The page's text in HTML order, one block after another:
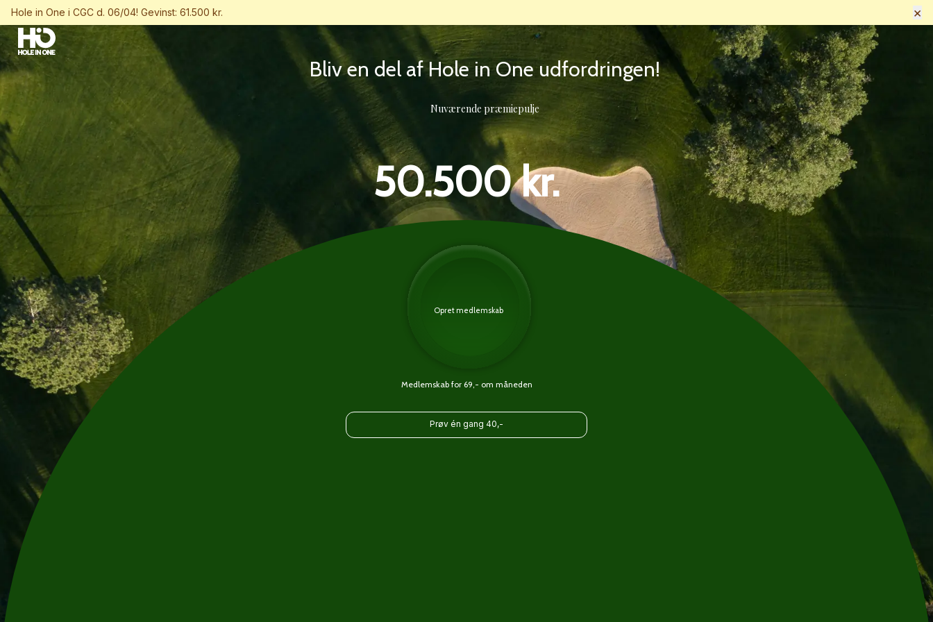
Hole in One i CGC d. 06/04! Gevinst: 61.500 kr. ×
Bliv en del af Hole in One udfordringen!
Nuværende præmiepulje
50.500 kr.
Opret medlemskab
Medlemskab for 69,- om måneden
Prøv én gang 40,-